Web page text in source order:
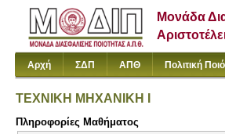
Μονάδα
Αρχή ΣΔΠ ΑΠΘ Πολιτική
ΤΕΧΝΙΚΗ ΜΗΧΑΝΙΚΗ I
Πληροφορίες Μαθήματος